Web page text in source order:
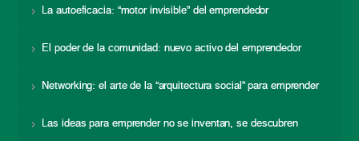
La autoeficacia: “motor invisible” del emprendedor
El poder de la comunidad: nuevo activo del emprendedor
Networking: el arte de la “arquitectura social” para emprender
Las ideas para emprender no se inventan, se descubren